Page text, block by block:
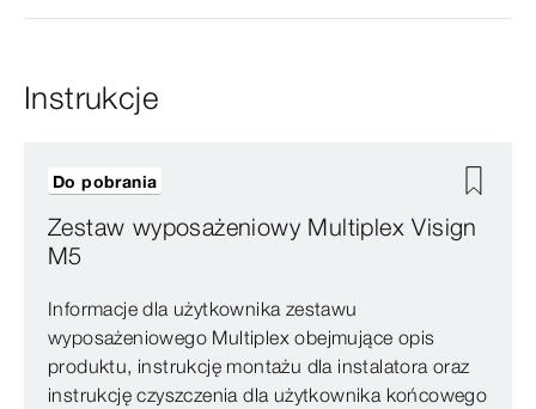
Instrukcje
Zestaw wyposażeniowy Multiplex Visign
M5
Informacje dla użytkownika zestawu
wyposażeniowego Multiplex obejmujące opis
produktu, instrukcję montażu dla instalatora oraz
instrukcję czyszczenia dla użytkownika końcowego
Do pobrania